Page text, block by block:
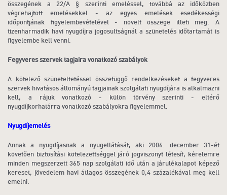
összegének a 22/A § szerinti emeléssel, továbbá az időközben
végrehajtott emelésekkel - az egyes emelések esedékességi
időpontjának figyelembevételével - növelt összege illeti meg. A
tizenharmadik havi nyugdíjra jogosultságnál a szünetelés időtartamát is
figyelembe kell venni.
Fegyveres szervek tagjaira vonatkozó szabályok
A kötelező szüneteltetéssel összefüggő rendelkezéseket a fegyveres
szervek hivatásos állományú tagjainak szolgálati nyugdíjára is alkalmazni
kell, a rájuk vonatkozó - külön törvény szerinti - eltérő
nyugdíjkorhatárra vonatkozó szabályokra figyelemmel.
Nyugdíjemelés
Annak a nyugdíjasnak a nyugellátását, aki 2006. december 31-ét
követően biztosítási kötelezettséggel járó jogviszonyt létesít, kérelemre
minden megszerzett 365 nap szolgálati idő után a járulékalapot képező
kereset, jövedelem havi átlagos összegének 0,4 százalékával meg kell
emelni.